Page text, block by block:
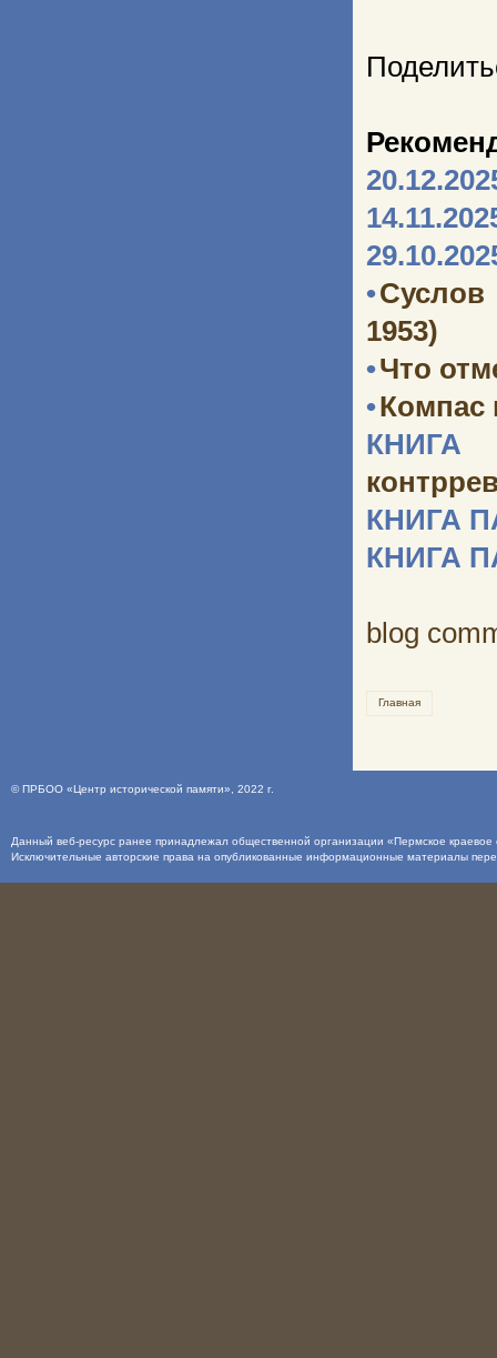
•
1953)
•Что
•Компас
КНИГА
КНИГА
КНИГА
blog
Главная
©ПРБОО «Центр исторической памяти» , 2022 г.
Данный веб-ресурс ранее принадлежал общественной организации «Пермское
Исключительные авторские права на опубликованные информационные материалы